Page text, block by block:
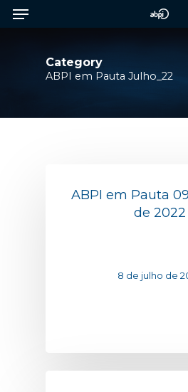
SkipMenu
Category
ABPI em Pauta Julho_22
ABPI em Pauta
de 2022
8 de julho de